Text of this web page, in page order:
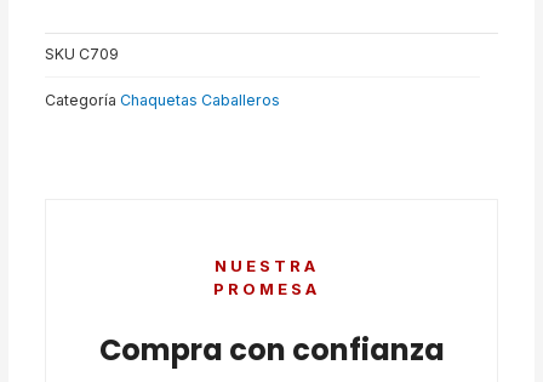
SKUC709
Categoría Chaquetas Caballeros
NUESTRA
PROMESA
Compra con confianza